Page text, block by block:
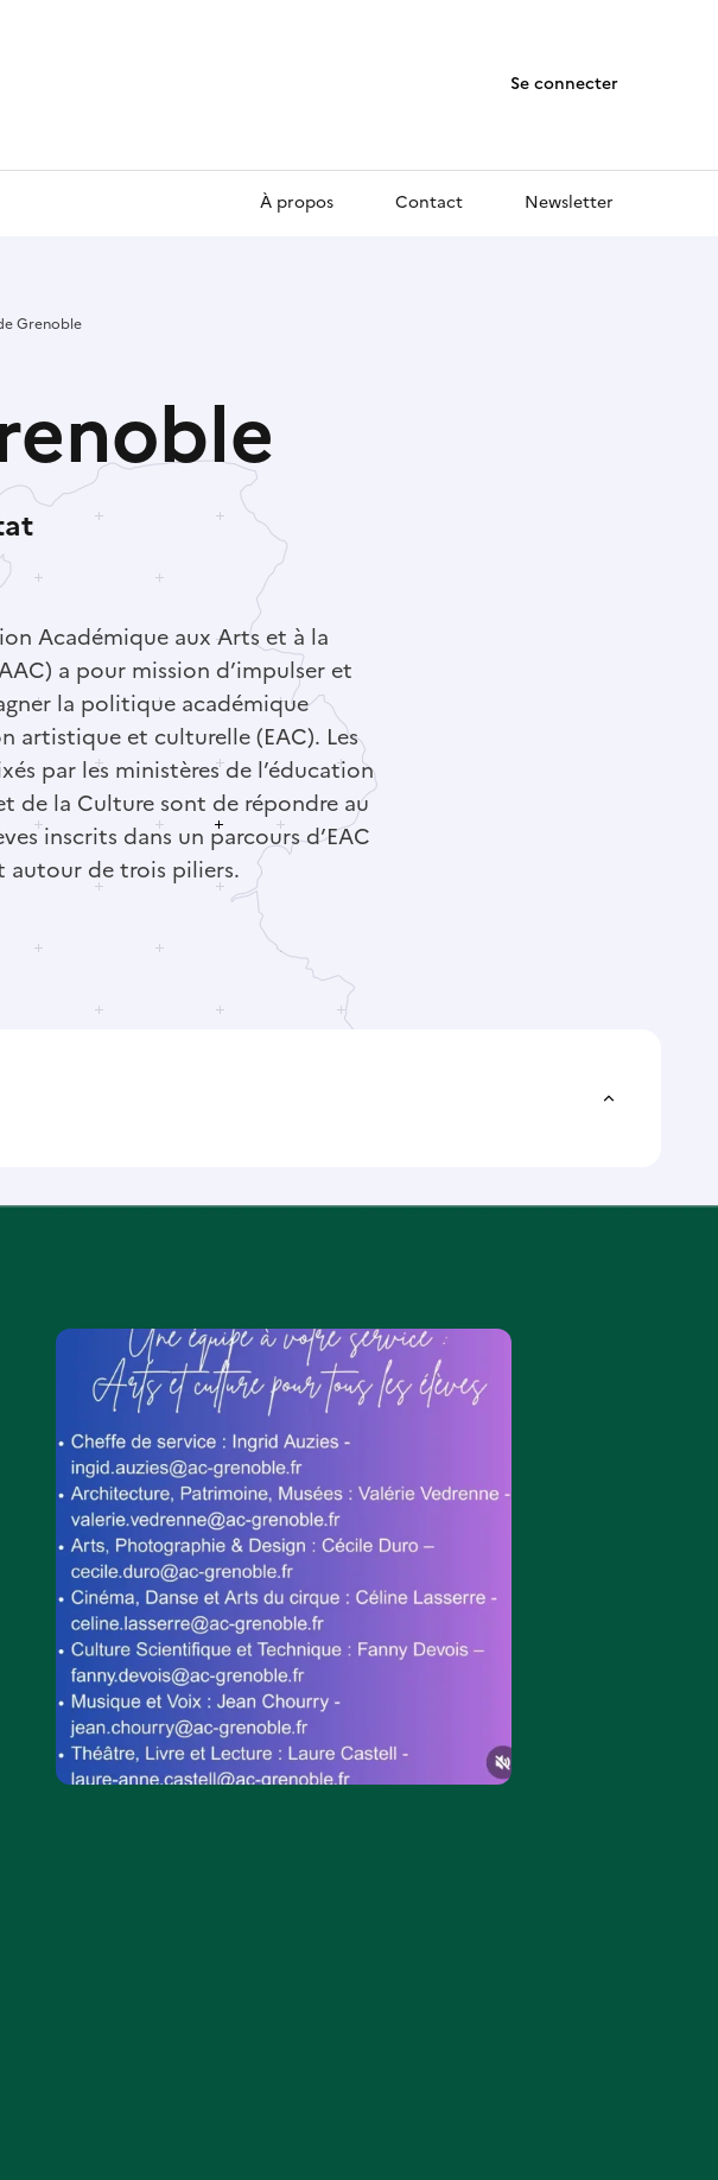
Se connecter
À propos Contact Newsletter
Grenoble
Académique aux Arts et à la
a pour mission d’impulser et
la politique académique
artistique et culturelle (EAC). Les
par les ministères de l’éducation
de la Culture sont de répondre au
inscrits dans un parcours d’EAC
autour de trois piliers.